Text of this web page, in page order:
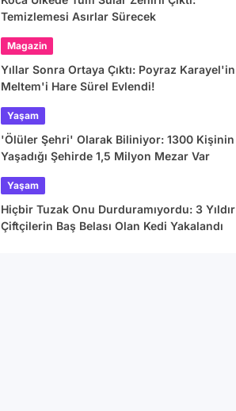
Temizlemesi Asırlar Sürecek
Magazin
Yıllar Sonra Ortaya Çıktı: Poyraz Karayel'in
Meltem'i Hare Sürel Evlendi!
Yaşam
'Ölüler Şehri' Olarak Biliniyor: 1300 Kişinin
Yaşadığı Şehirde 1,5 Milyon Mezar Var
Yaşam
Hiçbir Tuzak Onu Durduramıyordu: 3 Yıldır
Çiftçilerin Baş Belası Olan Kedi Yakalandı